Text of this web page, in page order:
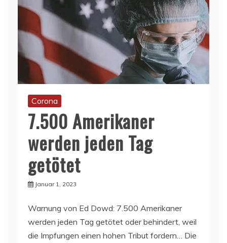
Corona
7.500 Amerikaner
werden jeden Tag
getötet
Januar 1, 2023
Warnung von Ed Dowd: 7.500 Amerikaner
werden jeden Tag getötet oder behindert, weil
die Impfungen einen hohen Tribut fordern… Die